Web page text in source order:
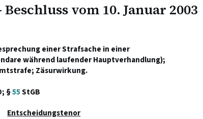
Beschluss vom 10. Januar 2003
einer Strafsache in einer
während laufender Hauptverhandlung);
Zäsurwirkung.
§55StGB
Entscheidungstenor